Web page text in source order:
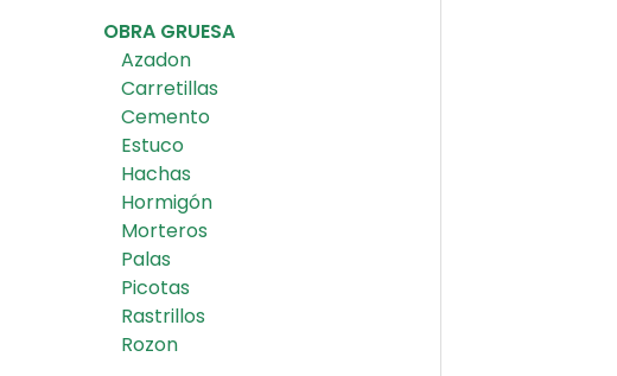
OBRA GRUESA
Azadon
Carretillas
Cemento
Estuco
Hachas
Hormigón
Morteros
Palas
Picotas
Rastrillos
Rozon